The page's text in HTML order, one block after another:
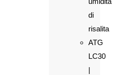
di
risalita
ATG
LC30
|